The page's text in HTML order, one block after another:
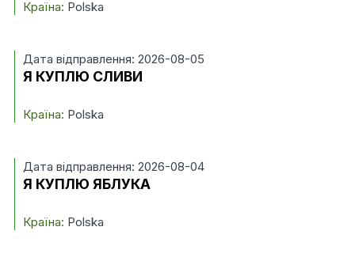
Країна: Polska
Дата відправлення: 2026-08-05
Я КУПЛЮ СЛИВИ
Країна: Polska
Дата відправлення: 2026-08-04
Я КУПЛЮ ЯБЛУКА
Країна: Polska